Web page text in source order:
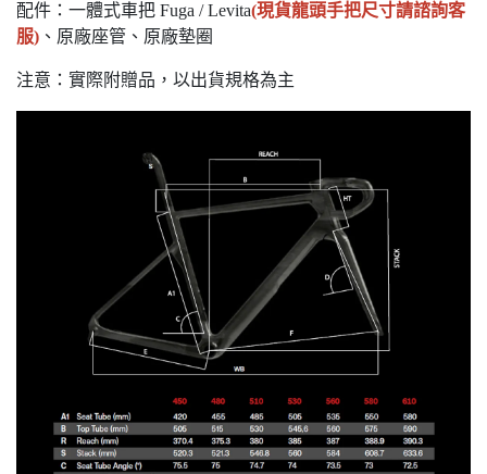
配件：一體式車把 Fuga / Levita(現貨龍頭手把尺寸請諮詢客
服) 、原廠座管、原廠墊圈
注意：實際附贈品，以出貨規格為主